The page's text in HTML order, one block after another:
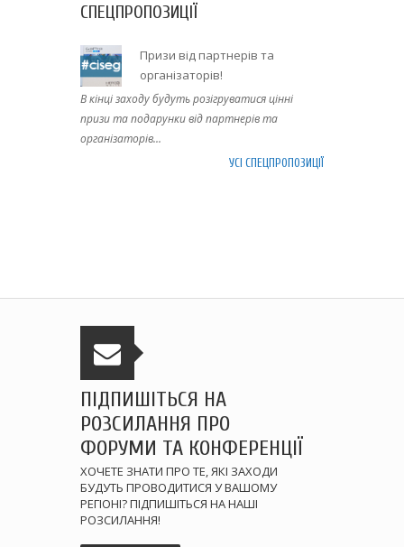
СПЕЦПРОПОЗИЦІЇ
Призи від партнерів та
організаторів!
В кінці заходу будуть розігруватися цінні
призи та подарунки від партнерів та
організаторів...
УСІ СПЕЦПРОПОЗИЦІЇ
ПІДПИШІТЬСЯ НА
РОЗСИЛАННЯ ПРО
ФОРУМИ ТА КОНФЕРЕНЦІЇ
ХОЧЕТЕ ЗНАТИ ПРО ТЕ, ЯКІ ЗАХОДИ
БУДУТЬ ПРОВОДИТИСЯ У ВАШОМУ
РЕГІОНІ? ПІДПИШІТЬСЯ НА НАШІ
РОЗСИЛАННЯ!